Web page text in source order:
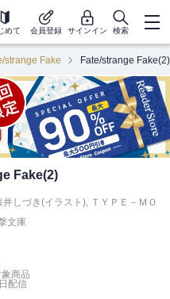
めて 会員登録 サインイン 検索
strange Fake Fate/strange Fake(2)
Fake(2)
井しづき(イラスト), ＴＹＰＥ－ＭＯ
文庫
商品
配信